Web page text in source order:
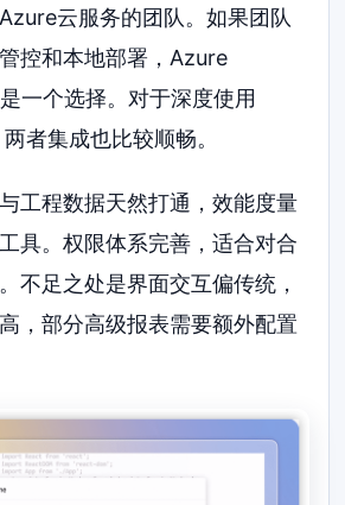
云服务的团队。如果团队
控和本地部署，Azure
一个选择。对于深度使用
者集成也比较顺畅。
与工程数据天然打通，效能度量
具。权限体系完善，适合对合
不足之处是界面交互偏传统，
，部分高级报表需要额外配置